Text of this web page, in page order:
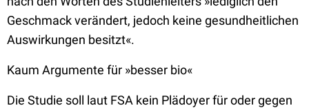
Geschmack verändert, jedoch keine gesundheitlichen
Auswirkungen besitzt«.
Kaum Argumente für »besser bio«
Die Studie soll laut FSA kein Plädoyer für oder gegen